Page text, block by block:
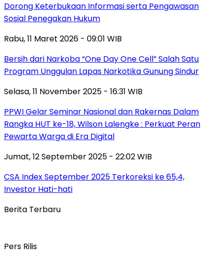
Dorong Keterbukaan Informasi serta Pengawasan
Sosial Penegakan Hukum
Rabu, 11 Maret 2026 - 09:01 WIB
Bersih dari Narkoba “One Day One Cell” Salah Satu
Program Unggulan Lapas Narkotika Gunung Sindur
Selasa, 11 November 2025 - 16:31 WIB
PPWI Gelar Seminar Nasional dan Rakernas Dalam
Rangka HUT ke-18, Wilson Lalengke : Perkuat Peran
Pewarta Warga di Era Digital
Jumat, 12 September 2025 - 22:02 WIB
CSA Index September 2025 Terkoreksi ke 65,4,
Investor Hati-hati
Berita Terbaru
Pers Rilis